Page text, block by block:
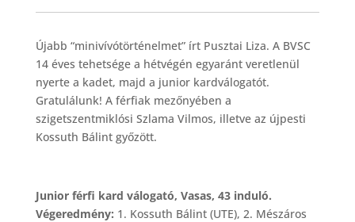
Újabb “minivívótörténelmet” írt Pusztai Liza. A BVSC
14 éves tehetsége a hétvégén egyaránt veretlenül
nyerte a kadet, majd a junior kardválogatót.
Gratulálunk! A férfiak mezőnyében a
szigetszentmiklósi Szlama Vilmos, illetve az újpesti
Kossuth Bálint győzött.
Junior férfi kard válogató, Vasas, 43 induló.
Végeredmény: 1. Kossuth Bálint (UTE), 2. Mészáros